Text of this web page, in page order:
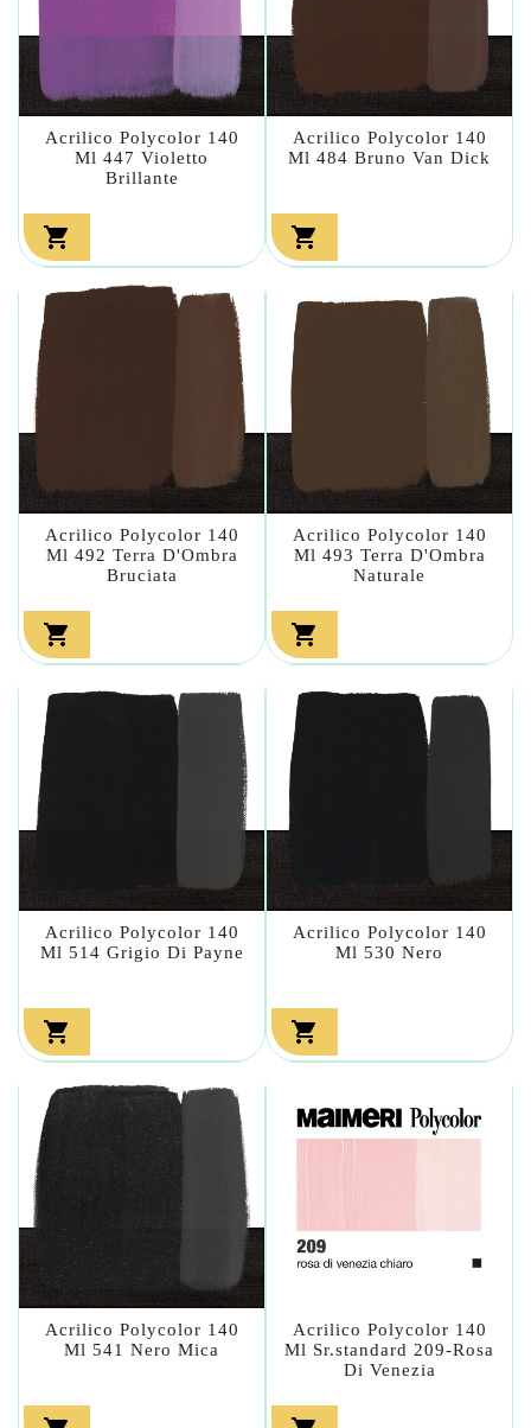
Acrilico Polycolor 140
Ml 447 Violetto
Brillante

Acrilico Polycolor 140
Ml 484 Bruno Van Dick

Acrilico Polycolor 140
Ml 492 Terra D'Ombra
Bruciata

Acrilico Polycolor 140
Ml 493 Terra D'Ombra
Naturale

Acrilico Polycolor 140
Ml 514 Grigio Di Payne

Acrilico Polycolor 140
Ml 530 Nero

Acrilico Polycolor 140
Ml 541 Nero Mica
Acrilico Polycolor 140
Ml Sr.standard 209-Rosa
Di Venezia